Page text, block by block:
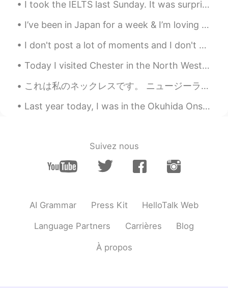
JP EN
お疲れ様です！！7こですか？？
時々冒険家の眼鏡くん 2021.02.18 13:50
@Yukakoゆかこ hehe thank you! 😻😻
CN
I took the IELTS last Sunday. It was surprisingly easy 😹 but I did find the speaking exam a littl...
I’ve been in Japan for a week & I’m loving it 😍 Sorry to the people I haven’t replied to yet, I w...
I don't post a lot of moments and I don't write a lot of comments but I like all the posts as muc...
Today I visited Chester in the North West UK, the architecture is absolutely beautiful 😍 this tra...
これは私のネックレスです。 ニュージーランド/マオリ文化からです。 海の怪物か霊の守護者です。(Marakihau) 悪から守ると信じられています。 This is my Necklace f...
Last year today, I was in the Okuhida Onsen-go area, leaving the Ryokan Kazeya satisfyingly after...
Suivez nous
AI Grammar Press Kit HelloTalk Web
Language Partners Carrières Blog
À propos